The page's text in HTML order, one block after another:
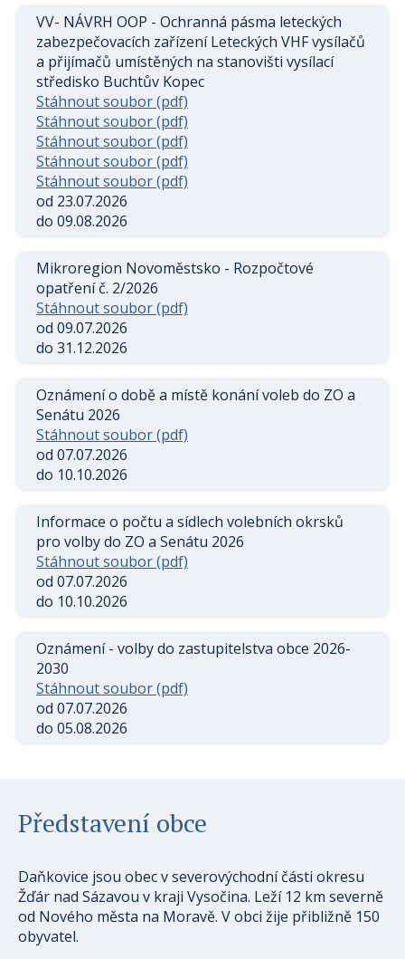
VV- NÁVRH OOP - Ochranná pásma leteckých
zabezpečovacích zařízení Leteckých VHF vysílačů
a přijímačů umístěných na stanovišti vysílací
středisko Buchtův Kopec
Stáhnout soubor (pdf)
Stáhnout soubor (pdf)
Stáhnout soubor (pdf)
Stáhnout soubor (pdf)
Stáhnout soubor (pdf)
od 23.07.2026
do 09.08.2026
Mikroregion Novoměstsko - Rozpočtové
opatření č. 2/2026
Stáhnout soubor (pdf)
od 09.07.2026
do 31.12.2026
Oznámení o době a místě konání voleb do ZO a
Senátu 2026
Stáhnout soubor (pdf)
od 07.07.2026
do 10.10.2026
Informace o počtu a sídlech volebních okrsků
pro volby do ZO a Senátu 2026
Stáhnout soubor (pdf)
od 07.07.2026
do 10.10.2026
Oznámení - volby do zastupitelstva obce 2026-
2030
Stáhnout soubor (pdf)
od 07.07.2026
do 05.08.2026
Představení obce
Daňkovice jsou obec v severovýchodní části okresu
Žďár nad Sázavou v kraji Vysočina. Leží 12 km severně
od Nového města na Moravě. V obci žije přibližně 150
obyvatel.